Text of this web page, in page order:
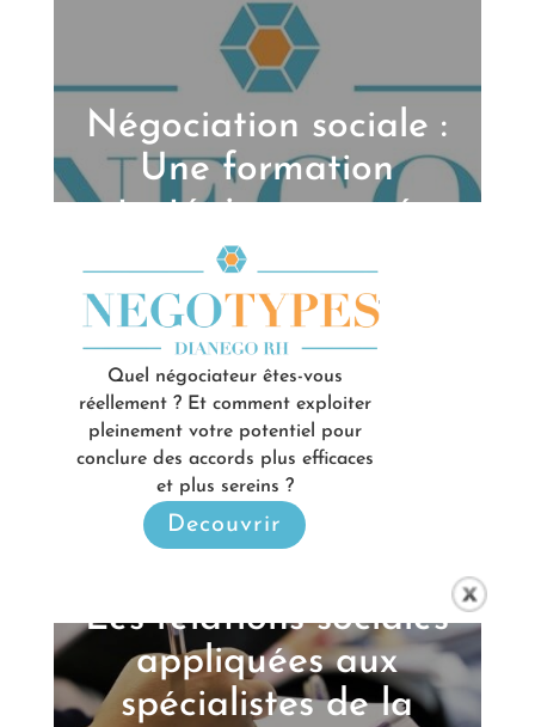
Négociation sociale :
Une formation
stratégique, ancrée
dans le réel
Les relations sociales
appliquées aux
spécialistes de la
Quel négociateur êtes-vous
réellement ? Et comment exploiter
pleinement votre potentiel pour
conclure des accords plus efficaces
et plus sereins ?
Decouvrir